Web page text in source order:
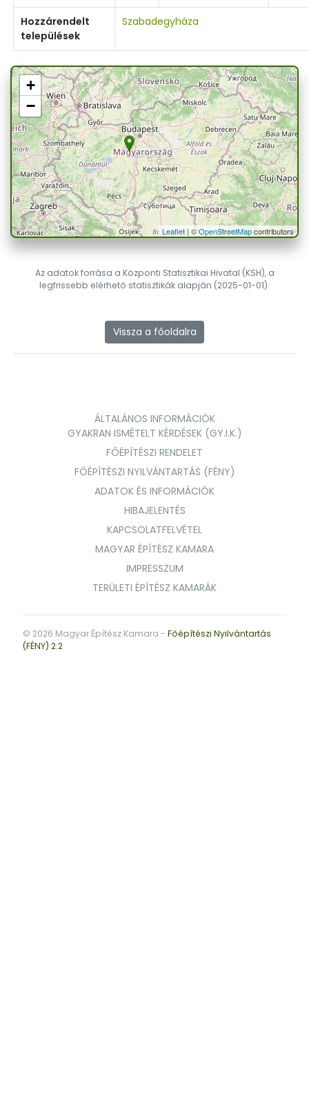
Hozzárendelt
települések
Szabadegyháza
+
−
Leaflet| ©OpenStreetMapcontributors
Az adatok forrása a Központi Statisztikai Hivatal (KSH), a
legfrissebb elérhető statisztikák alapján (2025-01-01).
Vissza a főoldalra
ÁLTALÁNOS INFORMÁCIÓK
GYAKRAN ISMÉTELT KÉRDÉSEK (GY.I.K.)
FŐÉPÍTÉSZI RENDELET
FŐÉPÍTÉSZI NYILVÁNTARTÁS (FÉNY)
ADATOK ÉS INFORMÁCIÓK
HIBAJELENTÉS
KAPCSOLATFELVÉTEL
MAGYAR ÉPÍTÉSZ KAMARA
IMPRESSZUM
TERÜLETI ÉPÍTÉSZ KAMARÁK
© 2026 Magyar Építész Kamara - Főépítészi Nyilvántartás
(FÉNY) 2.2